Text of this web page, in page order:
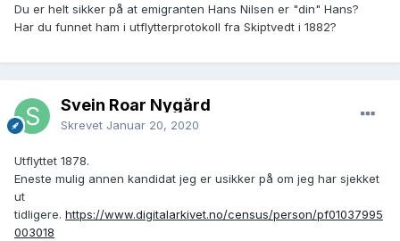
1880 Broren Ole August til Wilson Wis.
https://www.digitalarkivet.no/en/view/9/og00000000936843
1882 Hans Nils. Booket til Minneapolis
https://www.digitalarkivet.no/view/9/og00000000961564
ankomst eller spor i USA.
https://www.digitalarkivet.no/view/9/og00000000453758
Har full oversikt på Anton m. familie og kontakt med
Du er helt sikker på at emigranten Hans Nilsen er "din" Hans?
Har du funnet ham i utflytterprotokoll fra Skiptvedt i 1882?
Svein Roar Nygård
Skrevet Januar 20, 2020
Utflyttet 1878.
Eneste mulig annen kandidat jeg er usikker på om jeg har sjekket
ut
tidligere. https://www.digitalarkivet.no/census/person/pf01037995
003018